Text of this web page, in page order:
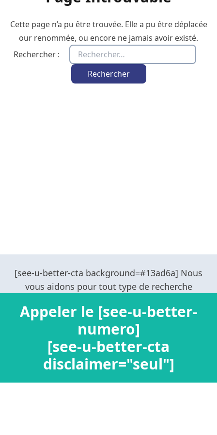
Cette page n’a pu être trouvée. Elle a pu être déplacée
our renommée, ou encore ne jamais avoir existé.
Rechercher :
Appeler le [see-u-better-
numero]
[see-u-better-cta
disclaimer="seul"]